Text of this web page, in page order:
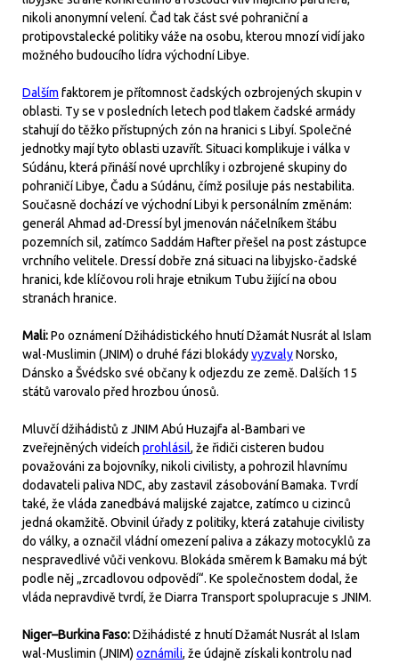
nikoli anonymní velení. Čad tak část své pohraniční a
protipovstalecké politiky váže na osobu, kterou mnozí vidí jako
možného budoucího lídra východní Libye.
Dalším faktorem je přítomnost čadských ozbrojených skupin v
oblasti. Ty se v posledních letech pod tlakem čadské armády
stahují do těžko přístupných zón na hranici s Libyí. Společné
jednotky mají tyto oblasti uzavřít. Situaci komplikuje i válka v
Súdánu, která přináší nové uprchlíky i ozbrojené skupiny do
pohraničí Libye, Čadu a Súdánu, čímž posiluje pás nestabilita.
Současně dochází ve východní Libyi k personálním změnám:
generál Ahmad ad-Dressí byl jmenován náčelníkem štábu
pozemních sil, zatímco Saddám Hafter přešel na post zástupce
vrchního velitele. Dressí dobře zná situaci na libyjsko-čadské
hranici, kde klíčovou roli hraje etnikum Tubu žijící na obou
stranách hranice.
Mali:Po oznámení Džihádistického hnutí Džamát Nusrát al Islam
wal-Muslimin (JNIM) o druhé fázi blokádyvyzvalyNorsko,
Dánsko a Švédsko své občany k odjezdu ze země. Dalších 15
států varovalo před hrozbou únosů.
Mluvčí džihádistů z JNIM Abú Huzajfa al-Bambari ve
zveřejněných videích prohlásil, že řidiči cisteren budou
považováni za bojovníky, nikoli civilisty, a pohrozil hlavnímu
dodavateli paliva NDC, aby zastavil zásobování Bamaka. Tvrdí
také, že vláda zanedbává malijské zajatce, zatímco u cizinců
jedná okamžitě. Obvinil úřady z politiky, která zatahuje civilisty
do války, a označil vládní omezení paliva a zákazy motocyklů za
nespravedlivé vůči venkovu. Blokáda směrem k Bamaku má být
podle něj „zrcadlovou odpovědí“. Ke společnostem dodal, že
vláda nepravdivě tvrdí, že Diarra Transport spolupracuje s JNIM.
Niger–Burkina Faso:Džihádisté z hnutí Džamát Nusrát al Islam
wal-Muslimin (JNIM) oznámili, že údajně získali kontrolu nad